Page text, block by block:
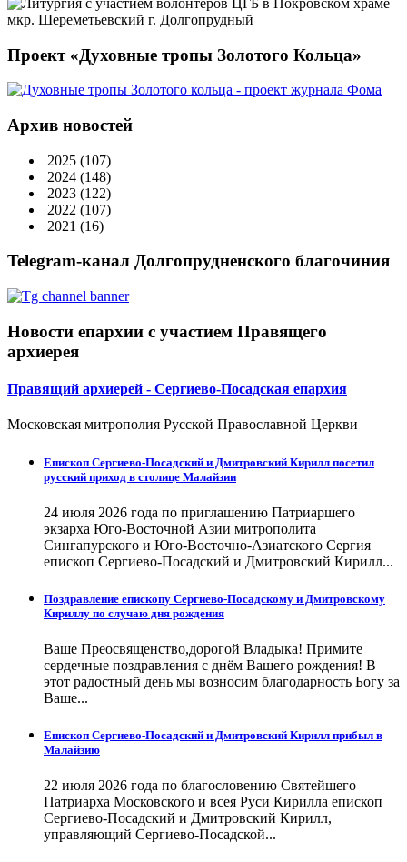
Проект «Духовные тропы Золотого Кольца»
Архив новостей
2025 (107)
2024 (148)
2023 (122)
2022 (107)
2021 (16)
Telegram-канал Долгопрудненского благочиния
Новости епархии с участием Правящего
архиерея
Правящий архиерей - Сергиево-Посадская епархия
Московская митрополия Русской Православной Церкви
Епископ Сергиево-Посадский и Дмитровский Кирилл посетил
русский приход в столице Малайзии
24 июля 2026 года по приглашению Патриаршего
экзарха Юго-Восточной Азии митрополита
Сингапурского и Юго-Восточно-Азиатского Сергия
епископ Сергиево-Посадский и Дмитровский Кирилл...
Поздравление епископу Сергиево-Посадскому и Дмитровскому
Кириллу по случаю дня рождения
Ваше Преосвященство,дорогой Владыка! Примите
сердечные поздравления с днём Вашего рождения! В
этот радостный день мы возносим благодарность Богу за
Ваше...
Епископ Сергиево-Посадский и Дмитровский Кирилл прибыл в
Малайзию
22 июля 2026 года по благословению Святейшего
Патриарха Московского и всея Руси Кирилла епископ
Сергиево-Посадский и Дмитровский Кирилл,
управляющий Сергиево-Посадской...